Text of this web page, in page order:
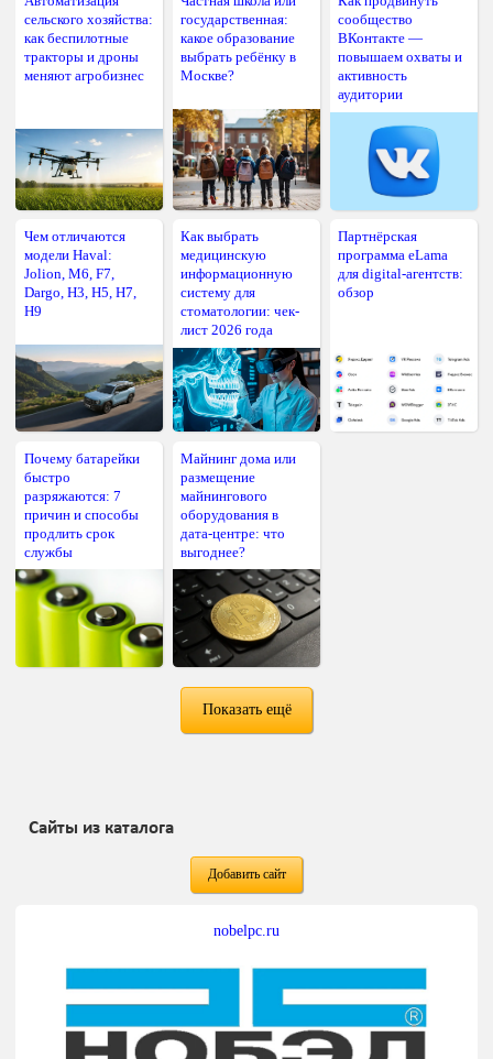
сельского хозяйства:
как беспилотные
тракторы и дроны
меняют агробизнес
государственная:
какое образование
выбрать ребёнку в
Москве?
сообщество
ВКонтакте —
повышаем охваты и
активность
аудитории
Чем отличаются
модели Haval:
Jolion, M6, F7,
Dargo, H3, H5, H7,
H9
Как выбрать
медицинскую
информационную
систему для
стоматологии: чек-
лист 2026 года
Партнёрская
программа eLama
для digital-агентств:
обзор
Почему батарейки
быстро
разряжаются: 7
причин и способы
продлить срок
службы
Майнинг дома или
размещение
майнингового
оборудования в
дата-центре: что
выгоднее?
Показать ещё
Сайты из каталога
Добавить сайт
nobelpc.ru